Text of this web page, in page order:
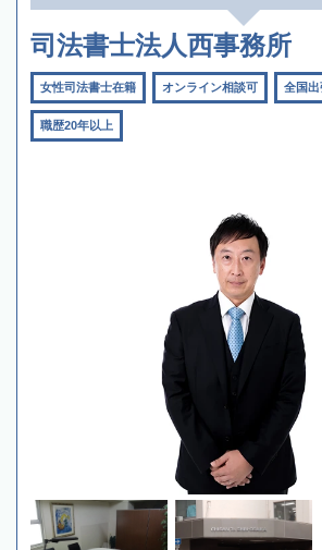
司法書士法人西事務所
女性司法書士在籍 オンライン相談可 全国
職歴20年以上